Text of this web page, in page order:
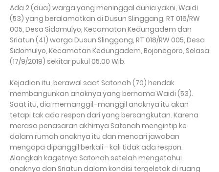
Ada 2 (dua) warga yang meninggal dunia yakni, Waidi
(53) yang beralamatkan di Dusun Slinggang, RT 016/RW
005, Desa Sidomulyo, Kecamatan Kedungadem dan
Sriatun (41) warga Dusun Slinggang, RT 018/RW 005, Desa
Sidomulyo, Kecamatan Kedungadem, Bojonegoro, Selasa
(17/9/2019) sekitar pukul 05.00 Wib.
Kejadian itu, berawal saat Satonah (70) hendak
membangunkan anaknya yang bernama Waidi (53).
Saat itu, dia memanggil–manggil anaknya itu akan
tetapi tak ada respon dari yang bersangkutan. Karena
merasa penasaran akhirnya Satonah mengintip ke
dalam rumah anaknya itu dan mencari jawaban
mengapa dipanggil berkali - kali tidak ada respon.
Alangkah kagetnya Satonah setelah mengetahui
anaknya dan Sriatun dalam kondisi tergeletak di ruang